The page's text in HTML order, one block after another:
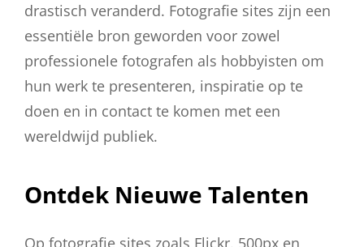
drastisch veranderd. Fotografie sites zijn een
essentiële bron geworden voor zowel
professionele fotografen als hobbyisten om
hun werk te presenteren, inspiratie op te
doen en in contact te komen met een
wereldwijd publiek.
Ontdek Nieuwe Talenten